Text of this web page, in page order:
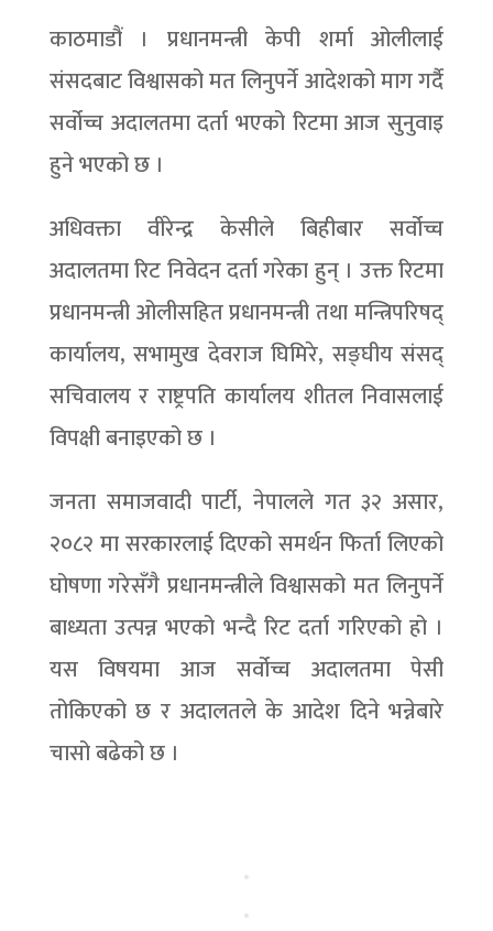
काठमाडौं । प्रधानमन्त्री केपी शर्मा ओलीलाई
संसदबाट विश्वासको मत लिनुपर्ने आदेशको माग गर्दै
सर्वोच्च अदालतमा दर्ता भएको रिटमा आज सुनुवाइ
हुने भएको छ ।
अधिवक्ता वीरेन्द्र केसीले बिहीबार सर्वोच्च
अदालतमा रिट निवेदन दर्ता गरेका हुन् । उक्त रिटमा
प्रधानमन्त्री ओलीसहित प्रधानमन्त्री तथा मन्त्रिपरिषद्
कार्यालय, सभामुख देवराज घिमिरे, सङ्घीय संसद्
सचिवालय र राष्ट्रपति कार्यालय शीतल निवासलाई
विपक्षी बनाइएको छ ।
जनता समाजवादी पार्टी, नेपालले गत ३२ असार,
२०८२ मा सरकारलाई दिएको समर्थन फिर्ता लिएको
घोषणा गरेसँगै प्रधानमन्त्रीले विश्वासको मत लिनुपर्ने
बाध्यता उत्पन्न भएको भन्दै रिट दर्ता गरिएको हो ।
यस विषयमा आज सर्वोच्च अदालतमा पेसी
तोकिएको छ र अदालतले के आदेश दिने भन्नेबारे
चासो बढेको छ ।